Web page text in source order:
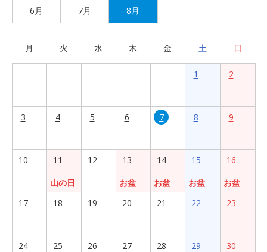
6月 7月 8月
月 火 水 木 金 土 日
1 2
3 4 5 6 7 8 9
10
11
山の日
12
13
お盆
14
お盆
15
お盆
16
お盆
17
18 19 20 21 22 23
24 25 26 27 28 29 30